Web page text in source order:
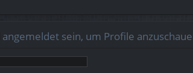
sein, um Profile